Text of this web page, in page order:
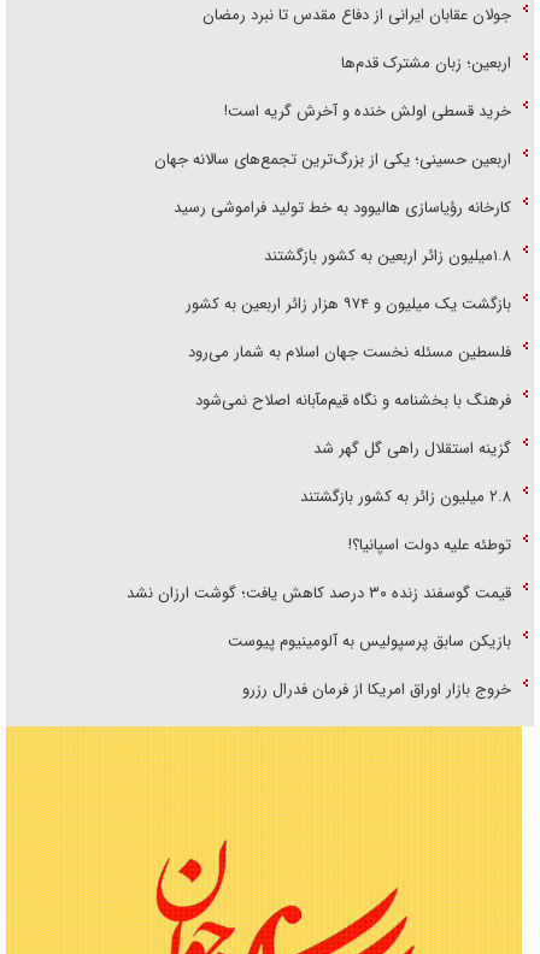
جولان عقابان ایرانی از دفاع مقدس تا نبرد رمضان
اربعین؛ زبان مشترک قدم‌ها
خرید قسطی اولش خنده و آخرش گریه است!
اربعین حسینی؛ یکی از بزرگ‌ترین تجمع‌های سالانه جهان
کارخانه رؤیاسازی هالیوود به خط تولید فراموشی رسید
۱.۸میلیون زائر اربعین به کشور بازگشتند
بازگشت یک میلیون و ۹۷۴ هزار زائر اربعین به کشور
فلسطین مسئله نخست جهان اسلام به شمار می‌رود
فرهنگ با بخشنامه و نگاه قیم‌مآبانه اصلاح نمی‌شود
گزینه استقلال راهی گل گهر شد
۲.۸ میلیون زائر به کشور بازگشتند
توطئه علیه دولت اسپانیا؟!
قیمت گوسفند زنده ۳۰ درصد کاهش یافت؛ گوشت ارزان نشد
بازیکن سابق پرسپولیس به آلومینیوم پیوست
خروج بازار اوراق امریکا از فرمان فدرال رزرو